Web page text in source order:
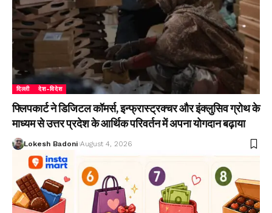
दिल्ली देश-विदेश
फ्लिपकार्ट ने डिजिटल कॉमर्स, इन्फ्रास्ट्रक्चर और इंक्लुसिव ग्रोथ के
माध्यम से उत्तर प्रदेश के आर्थिक परिवर्तन में अपना योगदान बढ़ाया
Lokesh Badoni August 4, 2026